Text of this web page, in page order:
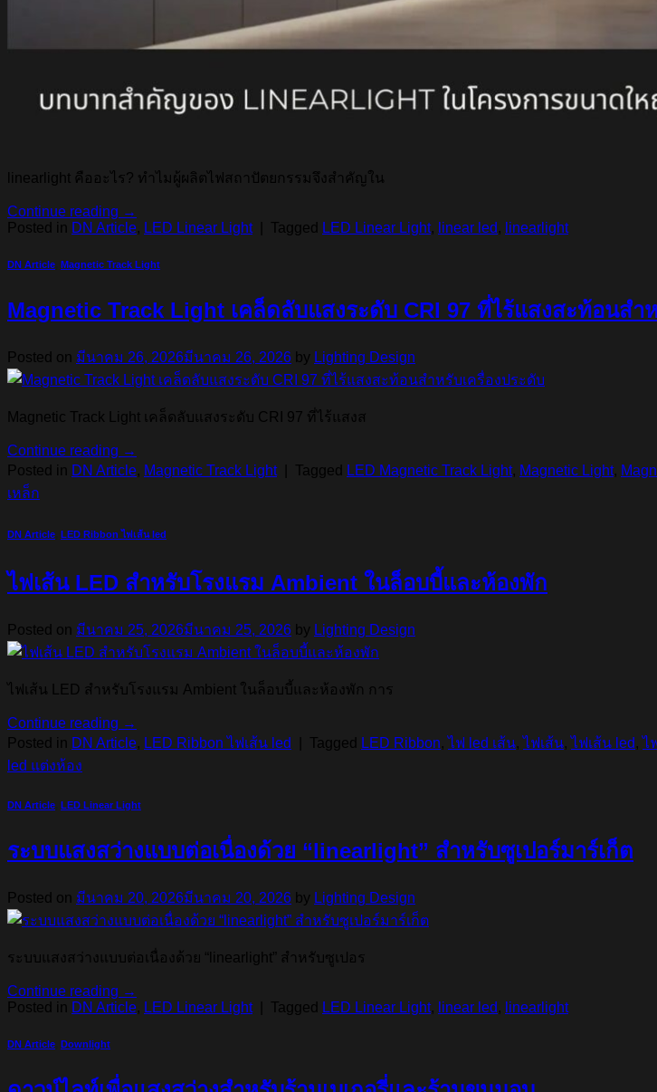
linearlight คืออะไร? ทำไมผู้ผลิตไฟสถาปัตยกรรมจึงสำคัญใน
Continue reading →
Posted in DN Article, LED Linear Light Tagged LED Linear Light, linear led , linearlight
DN Article Magnetic Track Light
Magnetic Track Light เคล็ดลับแสงระดับ CRI 97 ที่ไร้แสงสะท้อนสำ
Posted on มีนาคม 26, 2026มีนาคม 26, 2026 by Lighting Design
Magnetic Track Light เคล็ดลับแสงระดับ CRI 97 ที่ไร้แสงส
Continue reading →
Posted in DN Article, Magnetic Track Light Tagged LED Magnetic Track Light, Magnetic Light,
เหล็ก
DN Article LED Ribbon ไฟเส้น led
ไฟเส้น LED สำหรับโรงแรม Ambient ในล็อบบี้และห้องพัก
Posted on มีนาคม 25, 2026มีนาคม 25, 2026 by Lighting Design
ไฟเส้น LED สำหรับโรงแรม Ambient ในล็อบบี้และห้องพัก การ
Continue reading →
Posted in DN Article, LED Ribbon ไฟเส้น led Tagged LED Ribbon,ไฟ led เส้น,ไฟเส้น,ไฟเส้น led ,ไ
led แต่งห้อง
DN Article LED Linear Light
ระบบแสงสว่างแบบต่อเนื่องด้วย “linearlight” สำหรับซูเปอร์มาร์เก็ต
Posted on มีนาคม 20, 2026มีนาคม 20, 2026 by Lighting Design
ระบบแสงสว่างแบบต่อเนื่องด้วย “linearlight” สำหรับซูเปอร
Continue reading →
Posted in DN Article, LED Linear Light Tagged LED Linear Light, linear led , linearlight
DN Article Downlight